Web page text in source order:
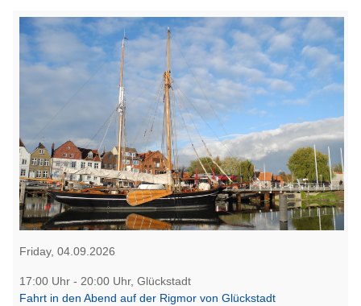
Friday, 04.09.2026
17:00 Uhr - 20:00 Uhr, Glückstadt
Fahrt in den Abend auf der Rigmor von Glückstadt